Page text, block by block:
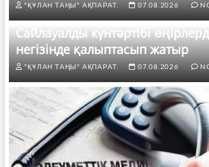
"ҚҰЛАН ТАҢЫ" АҚПАРАТ. 07.08.2026
Сайлауалды күнтәртібі
негізінде қалыптасып жатыр
"ҚҰЛАН ТАҢЫ" АҚПАРАТ. 07.08.2026